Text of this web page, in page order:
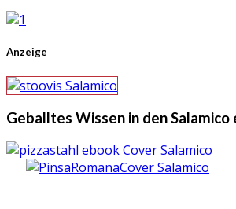
Anzeige
Geballtes Wissen in den Salamico